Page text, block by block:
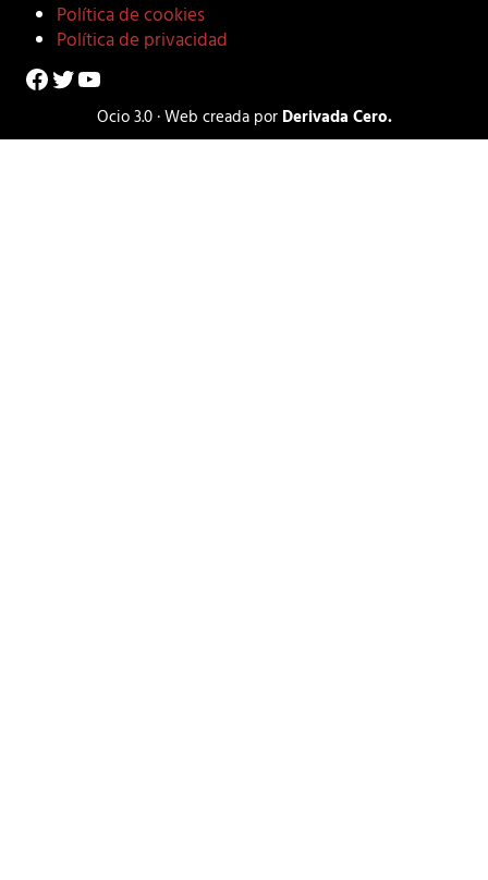
Política de cookies
Política de privacidad
Facebook
Twitter
YouTube
Ocio 3.0 · Web creada por Derivada Cero.